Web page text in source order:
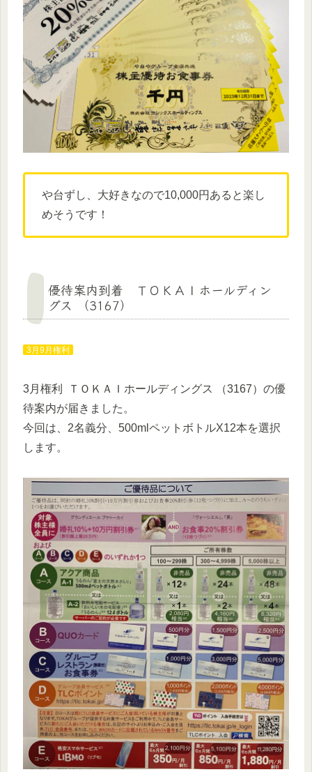
や台ずし、大好きなので10,000円あると楽し
めそうです！
優待案内到着 ＴＯＫＡＩホールディン
グス （3167）
3月9月権利
3月権利 ＴＯＫＡＩホールディングス （3167）の優
待案内が届きました。
今回は、2名義分、500mlペットボトルX12本を選択
します。